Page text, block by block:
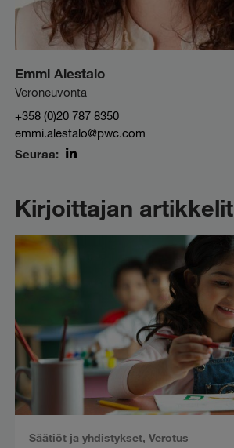
Emmi Alestalo
Veroneuvonta
+358 (0)20 787 8350
emmi.alestalo@pwc.com
Seuraa:
Kirjoittajan artikkelit
Säätiöt ja yhdistykset, Verotus